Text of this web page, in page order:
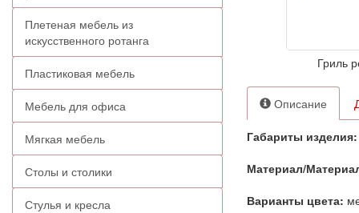
Плетеная мебель из
искусственного ротанга
Пластиковая мебель
Мебель для офиса
Мягкая мебель
Столы и столики
Стулья и кресла
Гриль
Описание
Габариты изделия:
Материал/
Варианты цвета: